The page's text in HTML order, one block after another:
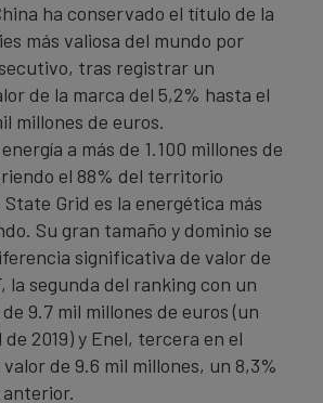
ha conservado el título de la
más valiosa del mundo por
tras registrar un
de la marca del 5,2% hasta el
millones de euros.
a más de 1.100 millones de
el 88% del territorio
Grid es la energética más
Su gran tamaño y dominio se
significativa de valor de
la segunda del ranking con un
9.7 mil millones de euros (un
2019) y Enel, tercera en el
de 9.6 mil millones, un 8,3%